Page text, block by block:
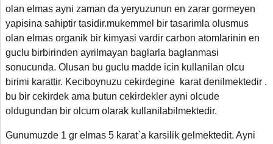
olan elmas ayni zaman da yeryuzunun en zarar gormeyen
yapisina sahiptir tasidir.mukemmel bir tasarimla olusmus
olan elmas organik bir kimyasi vardir carbon atomlarinin en
guclu birbirinden ayrilmayan baglarla baglanmasi
sonucunda. Olusan bu guclu madde icin kullanilan olcu
birimi karattir. Keciboynuzu cekirdegine karat denilmektedir .
bu bir cekirdek ama butun cekirdekler ayni olcude
oldugundan bir olcum olarak kullanilabilmektedir.
Gunumuzde 1 gr elmas 5 karat`a karsilik gelmektedit. Ayni